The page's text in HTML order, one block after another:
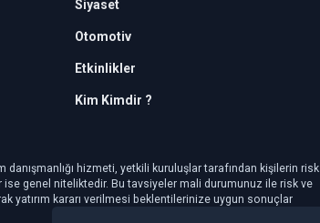
Siyaset
Otomotiv
Etkinlikler
Kim Kimdir ?
danışmanlığı hizmeti, yetkili kuruluşlar tarafından kişilerin risk
genel niteliktedir. Bu tavsiyeler mali durumunuz ile risk ve
yatırım kararı verilmesi beklentilerinize uygun sonuçlar